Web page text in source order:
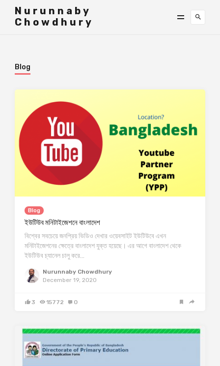
Nurunnaby
Chowdhury
Blog
Blog
ইউটিউব মনিটাইজেশনে বাংলাদেশ
বিশ্বের সবচেয়ে জনপ্রিয় ভিডিও দেখার ওয়েবসাইট ইউটিউবে এখন
মনিটাইজেশনের ক্ষেত্রে বাংলাদেশ যুক্ত হয়েছে। এর আগে বাংলাদেশ থেকে
ইউটিউব চ্যানেল চালু করে…
Nurunnaby Chowdhury
December 19, 2020
3 15772 0